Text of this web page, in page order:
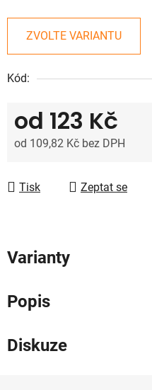
ZVOLTE VARIANTU
Kód:
od 123 Kč
od 109,82 Kč bez DPH
Tisk
Zeptat se
Varianty
Popis
Diskuze